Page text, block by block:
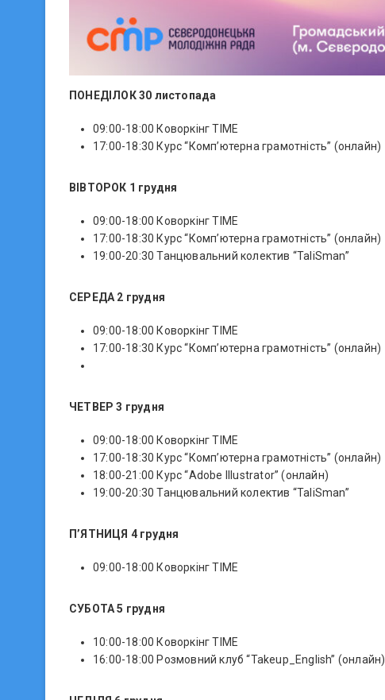
ПОНЕДІЛОК 30 листопада
09:00-18:00 Коворкінг TIME
17:00-18:30 Курс “Комп’ютерна грамотність” (онлайн)
ВІВТОРОК 1 грудня
09:00-18:00 Коворкінг TIME
17:00-18:30 Курс “Комп’ютерна грамотність” (онлайн)
19:00-20:30 Танцювальний колектив “TaliSman”
СЕРЕДА 2 грудня
09:00-18:00 Коворкінг TIME
17:00-18:30 Курс “Комп’ютерна грамотність” (онлайн)
ЧЕТВЕР 3 грудня
09:00-18:00 Коворкінг TIME
17:00-18:30 Курс “Комп’ютерна грамотність” (онлайн)
18:00-21:00 Курс “Adobe Illustrator” (онлайн)
19:00-20:30 Танцювальний колектив “TaliSman”
П’ЯТНИЦЯ 4 грудня
09:00-18:00 Коворкінг TIME
СУБОТА 5 грудня
10:00-18:00 Коворкінг TIME
16:00-18:00 Розмовний клуб “Takeup_English” (онлайн)